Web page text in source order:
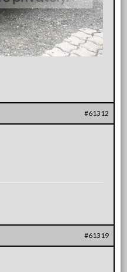
#61312
#61319